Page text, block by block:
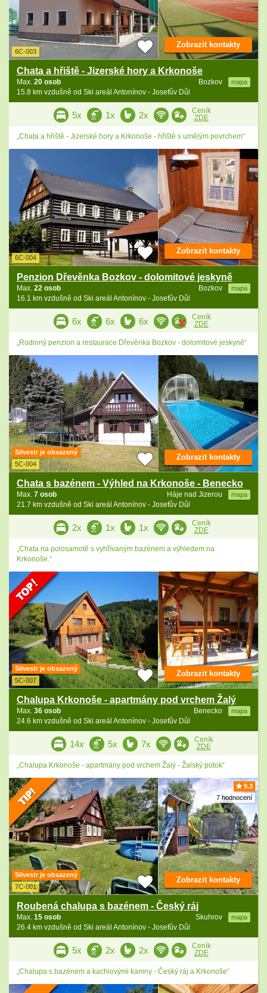
6C-003
Chata a hřiště - Jizerské hory a Krkonoše
Bozkov mapa
Max. 20 osob
15.8 km vzdušně od Ski areál Antonínov - Josefův Důl
Zobrazit kontakty
5x 1x 2x
Ceník
ZDE
„Chata a hřiště - Jizerské hory a Krkonoše - hřiště s umělým povrchem“
6C-004
Penzion Dřevěnka Bozkov - dolomitové jeskyně
Bozkov mapa
Max. 22 osob
16.1 km vzdušně od Ski areál Antonínov - Josefův Důl
Zobrazit kontakty
6x 6x 6x
Ceník
ZDE
„Rodinný penzion a restaurace Dřevěnka Bozkov - dolomitové jeskyně“
Silvestr je obsazený
5C-004
Chata s bazénem - Výhled na Krkonoše - Benecko
Háje nad Jizerou mapa
Max. 7 osob
21.7 km vzdušně od Ski areál Antonínov - Josefův Důl
Zobrazit kontakty
2x 1x 1x
Ceník
ZDE
„Chata na polosamotě s vyhřívaným bazénem a výhledem na
Krkonoše.“
Silvestr je obsazený
5C-007
Chalupa Krkonoše - apartmány pod vrchem Žalý
Benecko mapa
Max. 36 osob
24.6 km vzdušně od Ski areál Antonínov - Josefův Důl
Zobrazit kontakty
14x 5x 7x
Ceník
ZDE
„Chalupa Krkonoše - apartmány pod vrchem Žalý - Žalský potok“
9.3
7 hodnocení
Silvestr je obsazený
7C-001
Roubená chalupa s bazénem - Český ráj
Skuhrov mapa
Max. 15 osob
26.4 km vzdušně od Ski areál Antonínov - Josefův Důl
Zobrazit kontakty
5x 2x 2x
Ceník
ZDE
„Chalupa s bazénem a kachlovými kamny - Český ráj a Krkonoše“